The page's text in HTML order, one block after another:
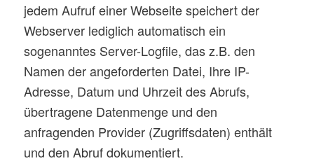
jedem Aufruf einer Webseite speichert der
Webserver lediglich automatisch ein
sogenanntes Server-Logfile, das z.B. den
Namen der angeforderten Datei, Ihre IP-
Adresse, Datum und Uhrzeit des Abrufs,
übertragene Datenmenge und den
anfragenden Provider (Zugriffsdaten) enthält
und den Abruf dokumentiert.